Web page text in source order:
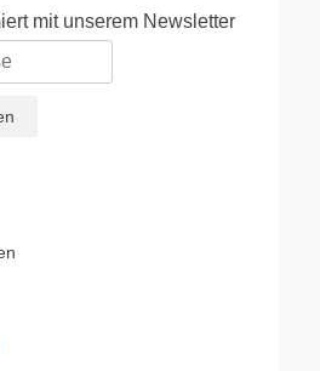
mit unserem Newsletter